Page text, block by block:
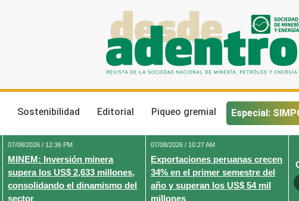
Sostenibilidad Editorial Piqueo gremial Especial:
07/08/2026 / 12:36 PM
MINEM: Inversión minera
supera los US$ 2,633 millones,
consolidando el dinamismo del
sector
07/08/2026 / 10:27 AM
Exportaciones peruanas crecen
34% en el primer semestre del
año y superan los US$ 54 mil
millones